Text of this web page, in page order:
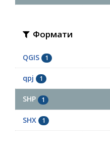
Формати
QGIS 1
qpj 1
SHP 1
SHX 1